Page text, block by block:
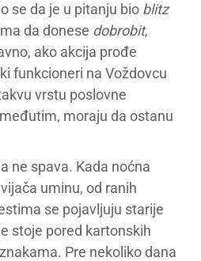
se da je u pitanju bio blitz
da donese dobrobit,
ako akcija prođe
funkcioneri na Voždovcu
vrstu poslovne
moraju da ostanu
ne spava. Kada noćna
uminu, od ranih
se pojavljuju starije
stoje pored kartonskih
Pre nekoliko dana